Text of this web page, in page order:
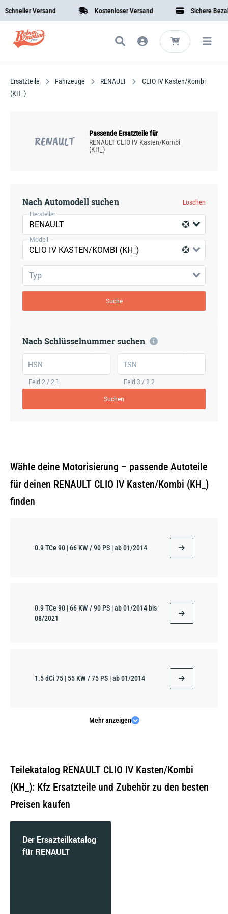
Versand Kostenloser Versand Sichere
Ersatzteile Fahrzeuge RENAULT
CLIO IV Kasten/Kombi
(KH_)
RENAULT
Passende Ersatzteile für
RENAULT CLIO IV Kasten/Kombi
(KH_)
Nach Automodell suchen
Löschen
Hersteller
RENAULT
Modell
CLIO IV KASTEN/KOMBI (KH_)
Typ
Suche
Nach Schlüsselnummer suchen
HSN
Feld 2 / 2.1
TSN
Feld 3 / 2.2
Suchen
Wähle deine Motorisierung – passende Autoteile
für deinen RENAULT CLIO IV Kasten/Kombi (KH_)
finden
0.9 TCe 90 | 66 KW / 90 PS | ab 01/2014
0.9 TCe 90 | 66 KW / 90 PS | ab 01/2014 bis
08/2021
1.5 dCi 75 | 55 KW / 75 PS | ab 01/2014
1.5 dCi 90 | 66 KW / 90 PS | ab 01/2014
Mehr anzeigen
Teilekatalog RENAULT CLIO IV Kasten/Kombi
(KH_): Kfz Ersatzteile und Zubehör zu den besten
Preisen kaufen
Der Ersazteilkatalog
für RENAULT